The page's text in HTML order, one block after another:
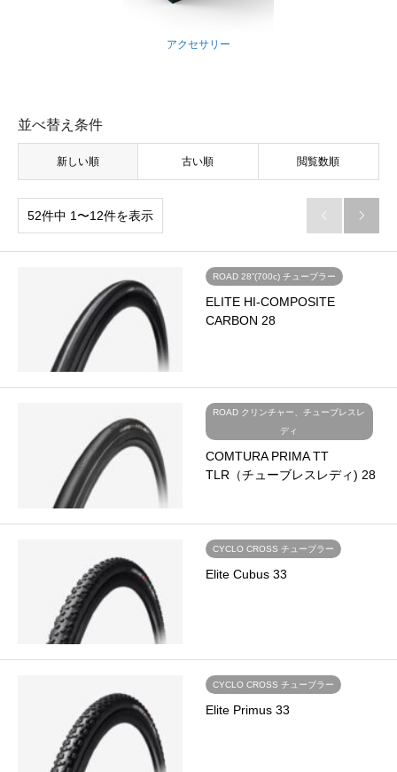
アクセサリー
並べ替え条件
新しい順 古い順 閲覧数順
52件中 1〜12件を表示  
ROAD 28”(700c) チューブラー
ELITE HI-COMPOSITE
CARBON 28
ROAD クリンチャー、チューブレスレ
ディ
COMTURA PRIMA TT
TLR（チューブレスレディ) 28
CYCLO CROSS チューブラー
Elite Cubus 33
CYCLO CROSS チューブラー
Elite Primus 33